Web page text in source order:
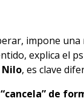
impone
explica el
Nilo, es clave
“cancela” de